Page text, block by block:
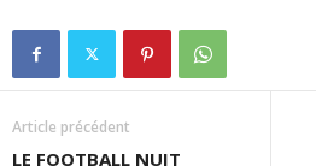
Article précédent
LE FOOTBALL NUIT